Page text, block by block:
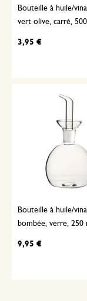
Bouteille à huile/
vert olive, carré, 500
3,95 €
Bouteille à huile/
bombée, verre, 250
9,95 €